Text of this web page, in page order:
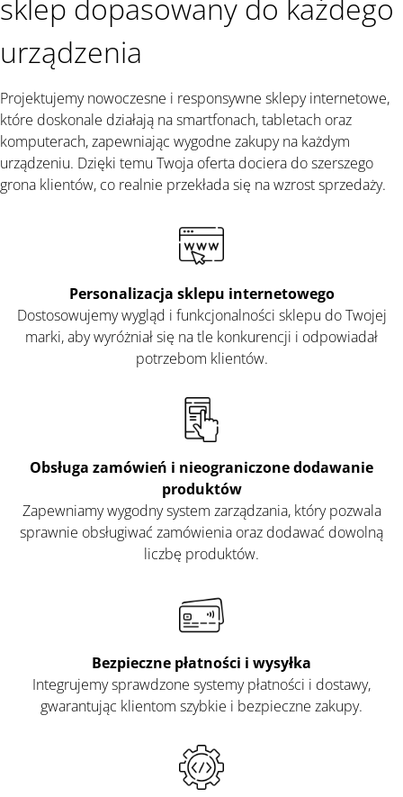
sklep dopasowany do każdego
urządzenia
Projektujemy nowoczesne i responsywne sklepy internetowe,
które doskonale działają na smartfonach, tabletach oraz
komputerach, zapewniając wygodne zakupy na każdym
urządzeniu. Dzięki temu Twoja oferta dociera do szerszego
grona klientów, co realnie przekłada się na wzrost sprzedaży.
Personalizacja sklepu internetowego
Dostosowujemy wygląd i funkcjonalności sklepu do Twojej
marki, aby wyróżniał się na tle konkurencji i odpowiadał
potrzebom klientów.
Obsługa zamówień i nieograniczone dodawanie
produktów
Zapewniamy wygodny system zarządzania, który pozwala
sprawnie obsługiwać zamówienia oraz dodawać dowolną
liczbę produktów.
Bezpieczne płatności i wysyłka
Integrujemy sprawdzone systemy płatności i dostawy,
gwarantując klientom szybkie i bezpieczne zakupy.